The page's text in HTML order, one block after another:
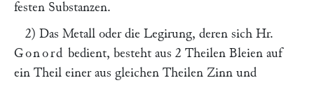
festen Substanzen.
2) Das Metall oder die Legirung, deren sich Hr.
Gonord bedient, besteht aus 2 Theilen Bleien auf
ein Theil einer aus gleichen Theilen Zinn und